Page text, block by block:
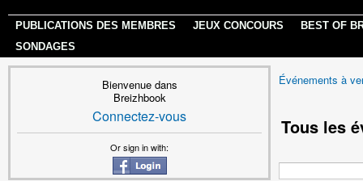
PUBLICATIONS DES MEMBRES JEUX CONCOURS
BEST OF
SONDAGES
Bienvenue dans
Breizhbook
Connectez-vous
Or sign in with:
Événements à
Tous les